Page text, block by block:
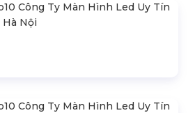
Công Ty Màn Hình Led Uy Tín
Hà Nội
Công Ty Màn Hình Led Uy Tín